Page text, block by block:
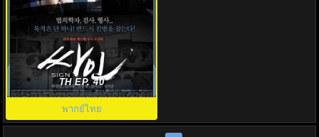
สืบศพ ไขคดีลับ พากย์ไทย Sign
ตอนที่1-16
TH EP. 40
พากย์ไทย